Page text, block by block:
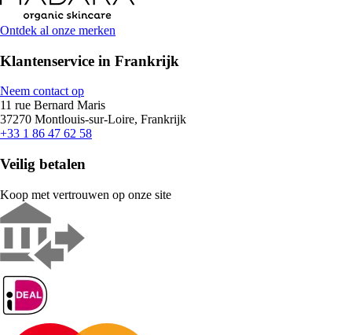
Ontdek al onze merken
Klantenservice in Frankrijk
Neem contact op
11 rue Bernard Maris
37270 Montlouis-sur-Loire, Frankrijk
+33 1 86 47 62 58
Veilig betalen
Koop met vertrouwen op onze site